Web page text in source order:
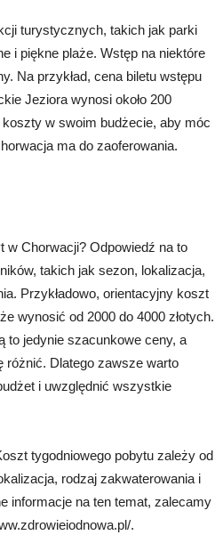
turystycznych, takich jak parki
i piękne plaże. Wstęp na niektóre
Na przykład, cena biletu wstępu
Jeziora wynosi około 200
koszty w swoim budżecie, aby móc
ma do zaoferowania.
w Chorwacji? Odpowiedź na to
takich jak sezon, lokalizacja,
Przykładowo, orientacyjny koszt
wynosić od 2000 do 4000 złotych.
to jedynie szacunkowe ceny, a
Dlatego zawsze warto
i uwzględnić wszystkie
tygodniowego pobytu zależy od
rodzaj zakwaterowania i
informacje na ten temat, zalecamy
.